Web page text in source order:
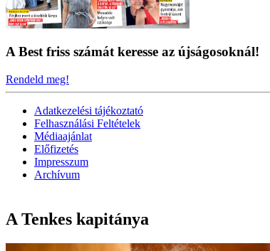
A Best friss számát keresse az újságosoknál!
Rendeld meg!
Adatkezelési tájékoztató
Felhasználási Feltételek
Médiaajánlat
Előfizetés
Impresszum
Archívum
A Tenkes kapitánya